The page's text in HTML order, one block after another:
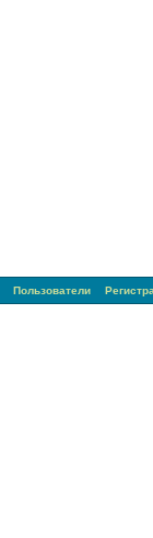
Пользователи